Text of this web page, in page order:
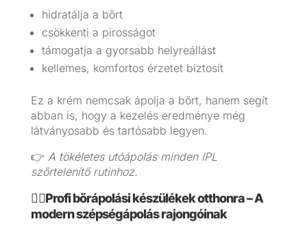
hidratálja a bőrt
csökkenti a pirosságot
támogatja a gyorsabb helyreállást
kellemes, komfortos érzetet biztosít
Ez a krém nemcsak ápolja a bőrt, hanem segít
abban is, hogy a kezelés eredménye még
látványosabb és tartósabb legyen.
👉 A tökéletes utóápolás minden IPL
szőrtelenítő rutinhoz.
💆‍♀️Profi bőrápolási készülékek otthonra – A
modern szépségápolás rajongóinak